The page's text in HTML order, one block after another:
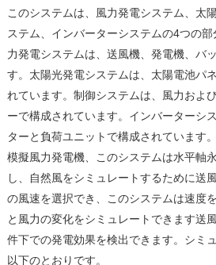
このシステムは、風力発電システム、太
ステム、インバーターシステムの4つの
力発電システムは、送風機、発電機、バ
す。太陽光発電システムは、太陽電池パ
れています。制御システムは、風力およ
ーで構成されています。インバーターシ
ターと負荷ユニットで構成されています。
模擬風力発電機、このシステムは水平軸
し、自然風をシミュレートするために送
の風速を選択でき、このシステムは速度
と風力の変化をシミュレートできます送
件下での発電効果を検出できます。シミ
以下のとおりです。